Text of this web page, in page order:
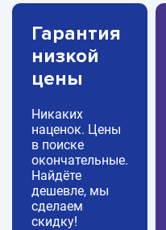
Гарантия
низкой
цены
Никаких
наценок. Цены
в поиске
окончательные.
Найдёте
дешевле, мы
сделаем
скидку!